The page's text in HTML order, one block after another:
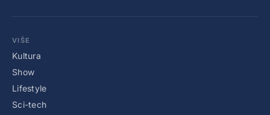
VIŠE
Kultura
Show
Lifestyle
Sci-tech